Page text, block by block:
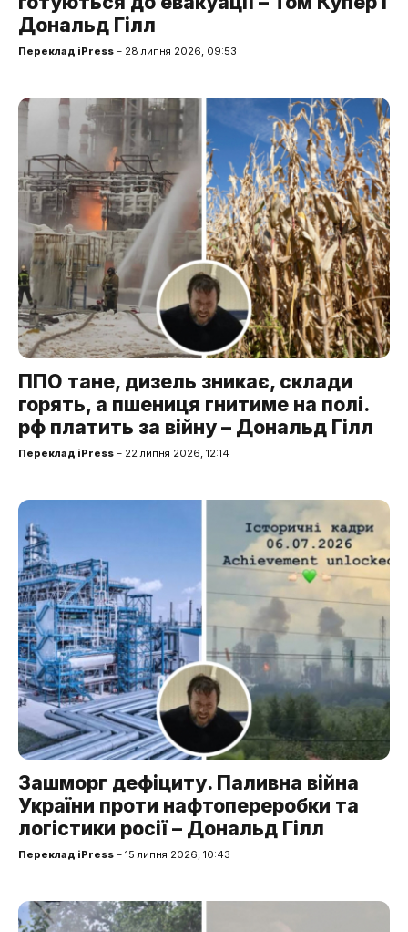
Дональд Гілл
Переклад iPress – 28 липня 2026, 09:53
ППО тане, дизель зникає, склади
горять, а пшениця гнитиме на полі.
рф платить за війну – Дональд Гілл
Переклад iPress – 22 липня 2026, 12:14
Зашморг дефіциту. Паливна війна
України проти нафтопереробки та
логістики росії – Дональд Гілл
Переклад iPress – 15 липня 2026, 10:43